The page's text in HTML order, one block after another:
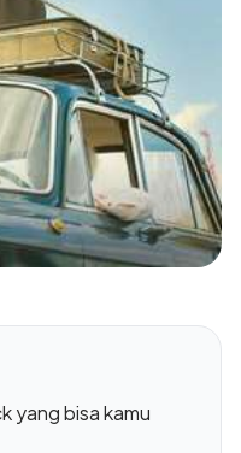
yang bisa kamu